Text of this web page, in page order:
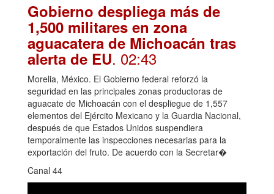
Gobierno despliega más de
1,500 militares en zona
aguacatera de Michoacán tras
alerta de EU. 02:43
Morelia, México. El Gobierno federal reforzó la
seguridad en las principales zonas productoras de
aguacate de Michoacán con el despliegue de 1,557
elementos del Ejército Mexicano y la Guardia Nacional,
después de que Estados Unidos suspendiera
temporalmente las inspecciones necesarias para la
exportación del fruto. De acuerdo con la Secretar�
Canal 44